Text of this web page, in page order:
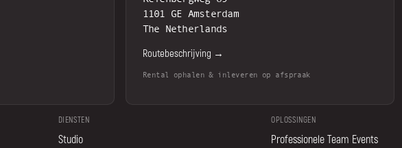
1101 GE Amsterdam
The Netherlands
Routebeschrijving →
Rental ophalen & inleveren op afspraak
DIENSTEN
Studio
OPLOSSINGEN
Professionele Team Events